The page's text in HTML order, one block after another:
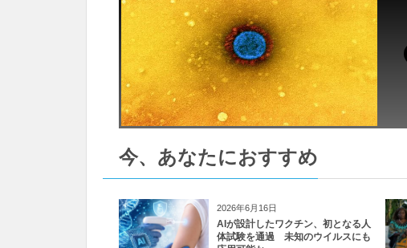
今、あなたにおすすめ
2026年6月16日
AIが設計したワクチン、初となる人
体試験を通過 未知のウイルスにも